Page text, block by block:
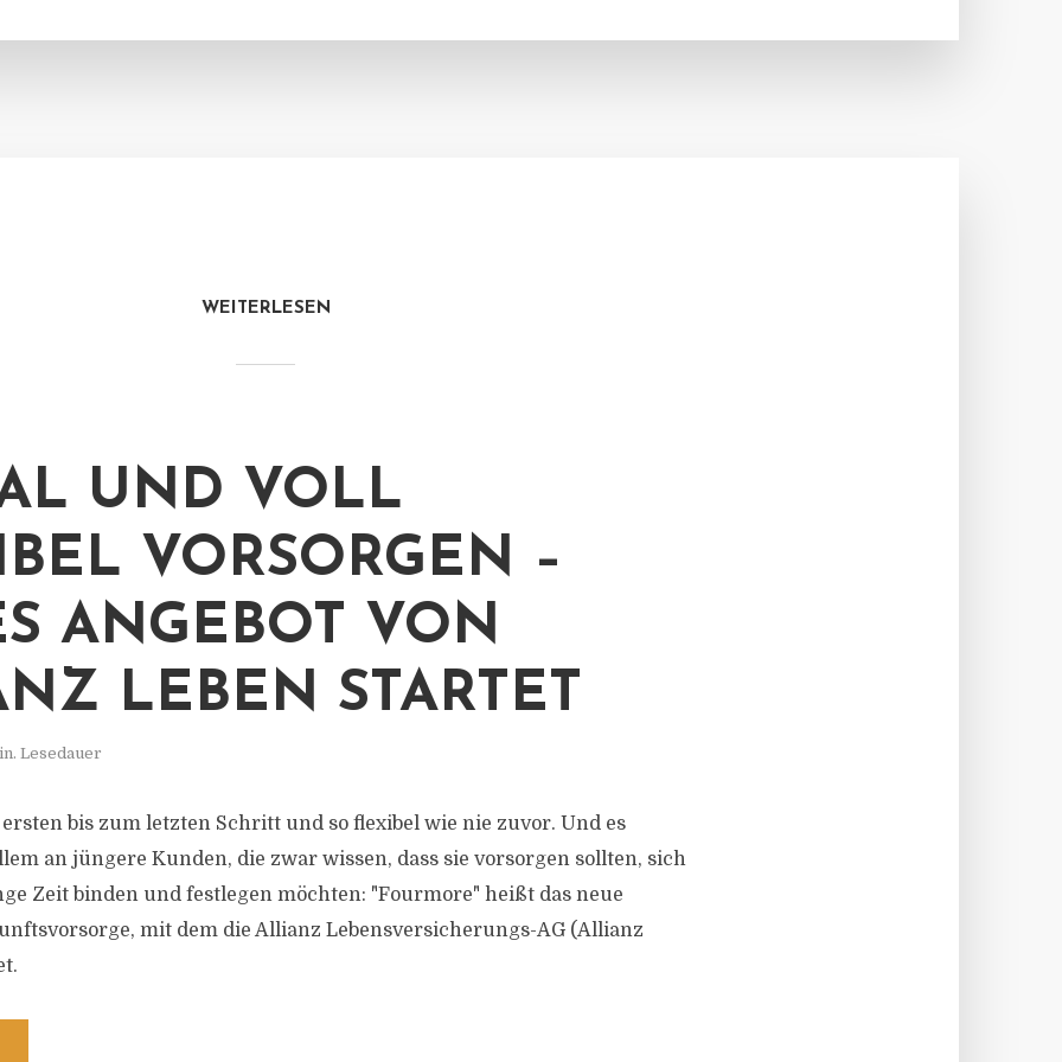
WEITERLESEN
UND VOLL
VORSORGEN –
ANGEBOT VON
LEBEN STARTET
Lesedauer
bis zum letzten Schritt und so flexibel wie nie zuvor. Und es
an jüngere Kunden, die zwar wissen, dass sie vorsorgen sollten, sich
Zeit binden und festlegen möchten: "Fourmore" heißt das neue
mit dem die Allianz Lebensversicherungs-AG (Allianz